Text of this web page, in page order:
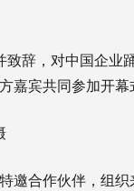
，对中国企业
嘉宾共同参加开幕
合作伙伴，组织